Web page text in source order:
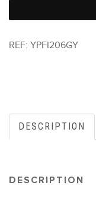
REF: YPFI206GY
DESCRIPTION
DESCRIPTION